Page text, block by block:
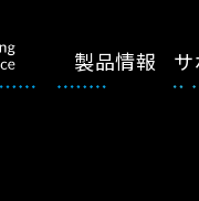
製品情報